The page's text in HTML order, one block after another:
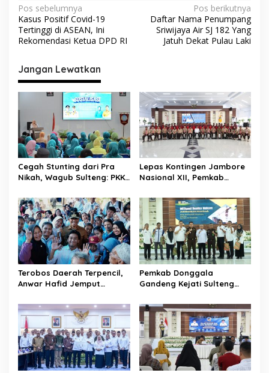
N
a
v
i
g
a
s
i
p
o
s
Pos sebelumnya
Kasus Positif Covid-19
Tertinggi di ASEAN, Ini
Rekomendasi Ketua DPD RI
Pos berikutnya
Daftar Nama Penumpang
Sriwijaya Air SJ 182 Yang
Jatuh Dekat Pulau Laki
Jangan Lewatkan
Cegah Stunting dari Pra
Nikah, Wagub Sulteng: PKK
Selamatkan Generasi Emas
Lepas Kontingen Jambore
Nasional XII, Pemkab
Pramuka Jadi Duta
Karakter dan Kebanggaan
Daerah
Terobos Daerah Terpencil,
Anwar Hafid Jemput
“Tak Boleh Ada Wilayah
yang Tertinggal”
Pemkab Donggala
Gandeng Kejati Sulteng
Pengadaan Barang dan
Jasa